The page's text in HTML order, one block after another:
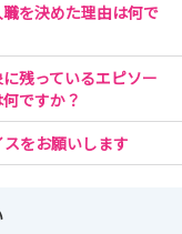
を決めた理由は何で
残っているエピソー
ですか？
をお願いします